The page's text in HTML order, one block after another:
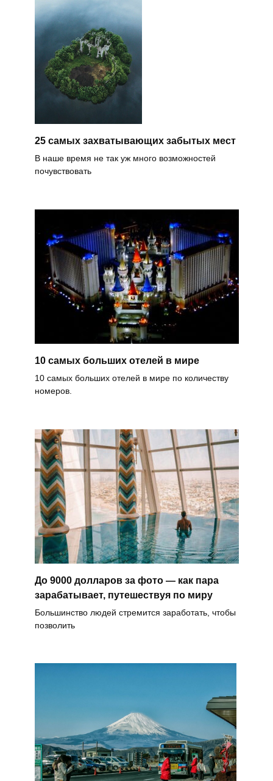
25 самых захватывающих забытых мест
В наше время не так уж много возможностей
почувствовать
10 самых больших отелей в мире
10 самых больших отелей в мире по количеству
номеров.
До 9000 долларов за фото — как пара
зарабатывает, путешествуя по миру
Большинство людей стремится заработать, чтобы
позволить